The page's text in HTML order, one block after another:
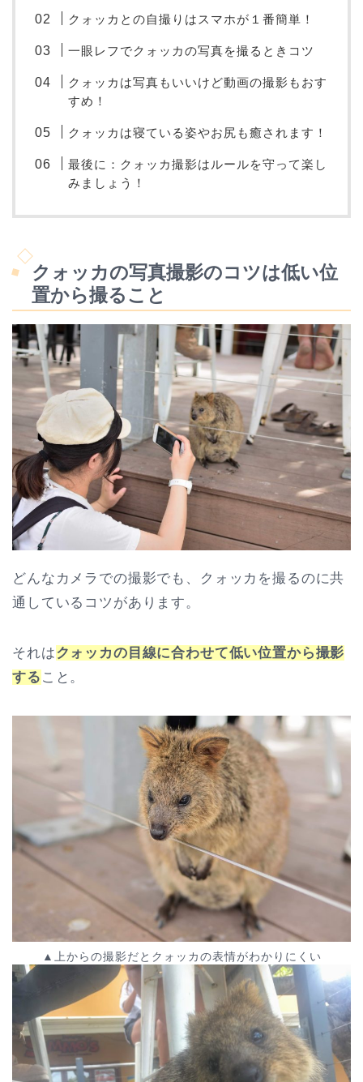
クォッカとの自撮りはスマホが１番簡単！
一眼レフでクォッカの写真を撮るときコツ
クォッカは写真もいいけど動画の撮影もおす
すめ！
クォッカは寝ている姿やお尻も癒されます！
最後に：クォッカ撮影はルールを守って楽し
みましょう！
クォッカの写真撮影のコツは低い位
置から撮ること
どんなカメラでの撮影でも、クォッカを撮るのに共
通しているコツがあります。
それはクォッカの目線に合わせて低い位置から撮影
する こと。
▲上からの撮影だとクォッカの表情がわかりにくい